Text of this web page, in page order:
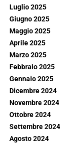
Luglio 2025
Giugno 2025
Maggio 2025
Aprile 2025
Marzo 2025
Febbraio 2025
Gennaio 2025
Dicembre 2024
Novembre 2024
Ottobre 2024
Settembre 2024
Agosto 2024